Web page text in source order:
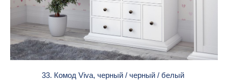
33. Комод Viva, черный / черный / белый